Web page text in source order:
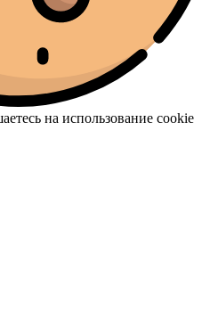
на использование cookie